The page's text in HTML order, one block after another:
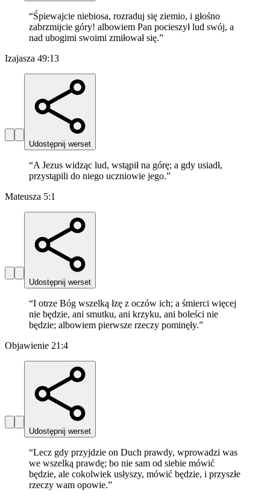
“Śpiewajcie niebiosa, rozraduj się ziemio, i głośno
zabrzmijcie góry! albowiem Pan pocieszył lud swój, a
nad ubogimi swoimi zmiłował się.”
Izajasza 49:13
Udostępnij werset
“A Jezus widząc lud, wstąpił na górę; a gdy usiadł,
przystąpili do niego uczniowie jego.”
Mateusza 5:1
Udostępnij werset
“I otrze Bóg wszelką łzę z oczów ich; a śmierci więcej
nie będzie, ani smutku, ani krzyku, ani boleści nie
będzie; albowiem pierwsze rzeczy pominęły.”
Objawienie 21:4
Udostępnij werset
“Lecz gdy przyjdzie on Duch prawdy, wprowadzi was
we wszelką prawdę; bo nie sam od siebie mówić
będzie, ale cokolwiek usłyszy, mówić będzie, i przyszłe
rzeczy wam opowie.”